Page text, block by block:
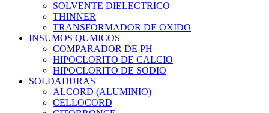
SOLVENTE DIELECTRICO
THINNER
TRANSFORMADOR DE OXIDO
INSUMOS QUMICOS
COMPARADOR DE PH
HIPOCLORITO DE CALCIO
HIPOCLORITO DE SODIO
SOLDADURAS
ALCORD (ALUMINIO)
CELLOCORD